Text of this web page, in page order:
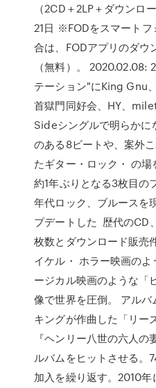
（2CD＋2LP＋ダウンロ
21日 ※FODをスマート
合は、FODアプリのダウ
（無料）。 2020.02.08:
テーション"にKing Gnu
首獄門同好会、HY、
Sideシングルで明らかに
のある8ビートや、案外
たギター・ロック・ の
約1年ぶりとなる3枚目
年代ロック、ブルースを
プデートした 歴代のCD
枚数とダウンロード販売
イケル・ ホラー映画の
ージカル映画のような「
像で世界を圧倒。 アルバ
キングが作曲した「リー
『ヘンリー八世の六人
ルバムをヒットさせる。
加入を繰り返す。2010